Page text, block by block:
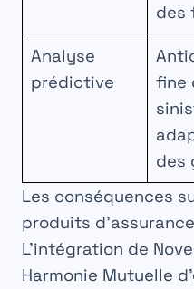
des
Analyse
prédictive
fine
des
Les conséquences
produits
L’intégration de
Harmonie Mutuelle